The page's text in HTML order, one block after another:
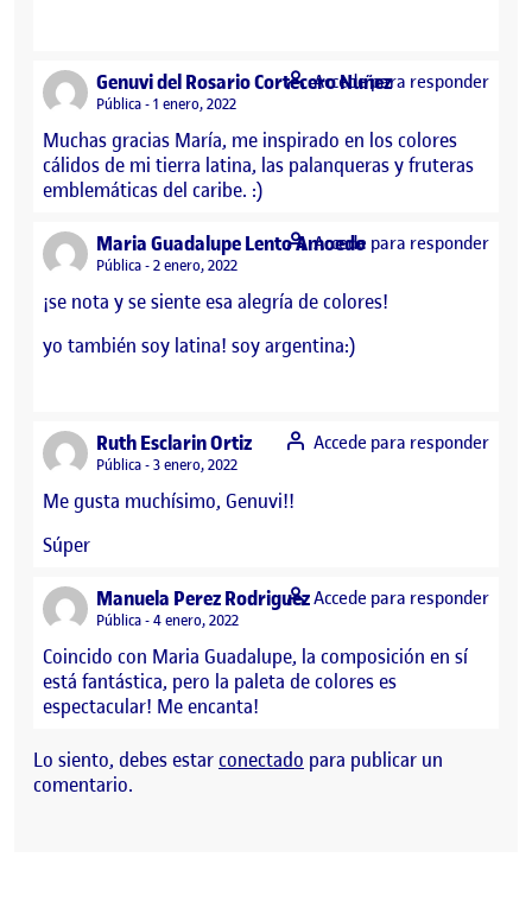
Genuvi del Rosario Cortecero Nuñezsays:
Visibilidad:
Pública 1 enero, 2022
Muchas gracias María, me inspirado en los colores
cálidos de mi tierra latina, las palanqueras y fruteras
emblemáticas del caribe. :)
Accede para responder
Maria Guadalupe Lento Amoedosays:
Visibilidad:
Pública 2 enero, 2022
¡se nota y se siente esa alegría de colores!
yo también soy latina! soy argentina:)
Accede para responder
Ruth Esclarin Ortizsays:
Visibilidad:
Pública 3 enero, 2022
Me gusta muchísimo, Genuvi!!
Súper
Accede para responder
Manuela Perez Rodriguezsays:
Visibilidad:
Pública 4 enero, 2022
Coincido con Maria Guadalupe, la composición en sí
está fantástica, pero la paleta de colores es
espectacular! Me encanta!
Accede para responder
Lo siento, debes estarconectado para publicar un
comentario.